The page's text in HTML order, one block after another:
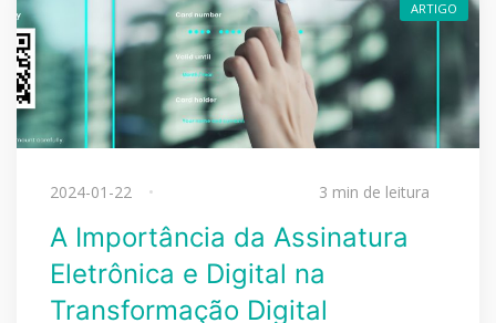
ARTIGO
2024-01-22 3 min de leitura
A Importância da Assinatura
Eletrônica e Digital na
Transformação Digital